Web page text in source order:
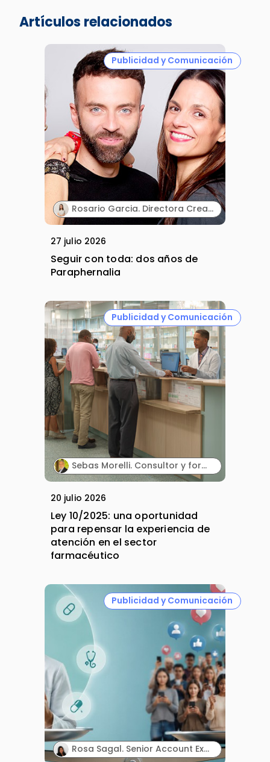
Artículos relacionados
Publicidad y Comunicación
Rosario Garcia. Directora Creativa & Cofounder. Paraphernalia.
27 julio 2026
Seguir con toda: dos años de
Paraphernalia
Publicidad y Comunicación
Sebas Morelli. Consultor y formador en comunicación, atención al cliente, liderazgo y ventas.
20 julio 2026
Ley 10/2025: una oportunidad
para repensar la experiencia de
atención en el sector
farmacéutico
Publicidad y Comunicación
Rosa Sagal. Senior Account Executive. Territory Influence.